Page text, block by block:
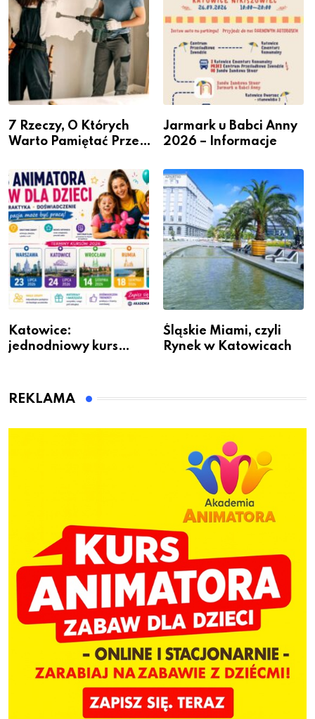
7 Rzeczy, O Których
Warto Pamiętać Przed
Jarmark u Babci Anny
2026 – Informacje
Katowice:
jednodniowy kurs
dzieci
Śląskie Miami, czyli
Rynek w Katowicach
REKLAMA